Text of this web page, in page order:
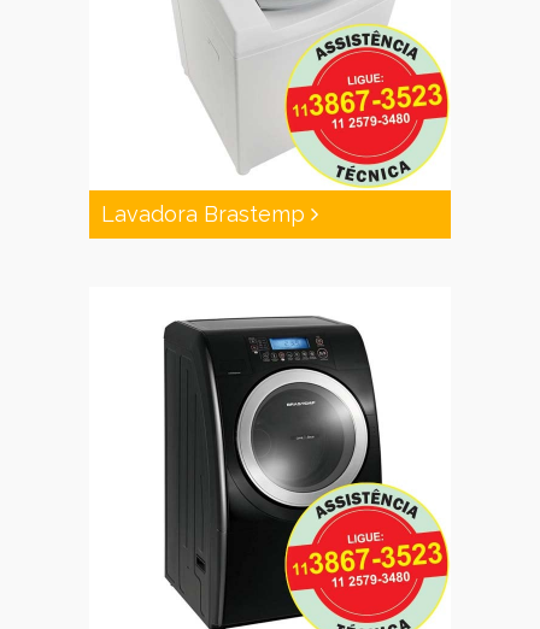
Lavadora Brastemp